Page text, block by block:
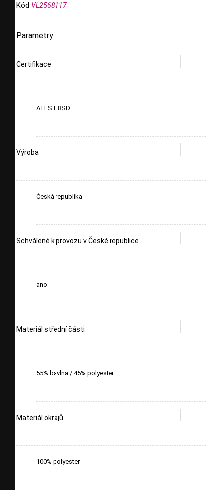
Kód VL2568117
Parametry
Certifikace
ATEST 8SD
Výroba
Česká republika
Schválené k provozu v České republice
ano
Materiál střední části
55% bavlna / 45% polyester
Materiál okrajů
100% polyester